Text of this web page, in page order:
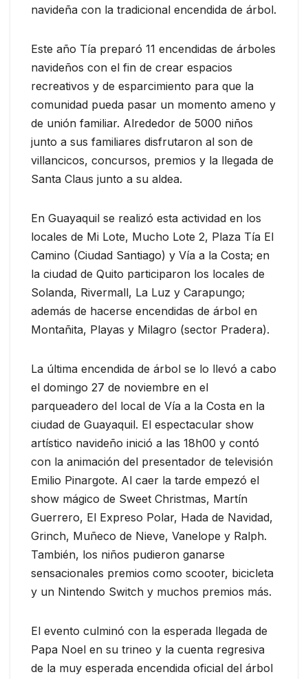
navideña con la tradicional encendida de árbol.
Este año Tía preparó 11 encendidas de árboles
navideños con el fin de crear espacios
recreativos y de esparcimiento para que la
comunidad pueda pasar un momento ameno y
de unión familiar. Alrededor de 5000 niños
junto a sus familiares disfrutaron al son de
villancicos, concursos, premios y la llegada de
Santa Claus junto a su aldea.
En Guayaquil se realizó esta actividad en los
locales de Mi Lote, Mucho Lote 2, Plaza Tía El
Camino (Ciudad Santiago) y Vía a la Costa; en
la ciudad de Quito participaron los locales de
Solanda, Rivermall, La Luz y Carapungo;
además de hacerse encendidas de árbol en
Montañita, Playas y Milagro (sector Pradera).
La última encendida de árbol se lo llevó a cabo
el domingo 27 de noviembre en el
parqueadero del local de Vía a la Costa en la
ciudad de Guayaquil. El espectacular show
artístico navideño inició a las 18h00 y contó
con la animación del presentador de televisión
Emilio Pinargote. Al caer la tarde empezó el
show mágico de Sweet Christmas, Martín
Guerrero, El Expreso Polar, Hada de Navidad,
Grinch, Muñeco de Nieve, Vanelope y Ralph.
También, los niños pudieron ganarse
sensacionales premios como scooter, bicicleta
y un Nintendo Switch y muchos premios más.
El evento culminó con la esperada llegada de
Papa Noel en su trineo y la cuenta regresiva
de la muy esperada encendida oficial del árbol